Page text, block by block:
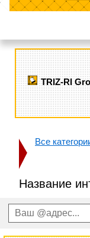
TRIZ-RI
Все
Название